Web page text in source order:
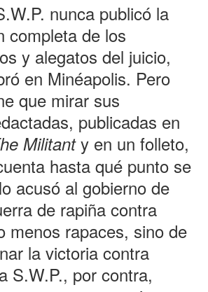
nunca publicó la
completa de los
y alegatos del juicio,
en Minéapolis. Pero
que mirar sus
publicadas en
Militanty en un folleto,
hasta qué punto se
acusó al gobierno de
de rapiña contra
menos rapaces, sino de
la victoria contra
S.W.P., por contra,